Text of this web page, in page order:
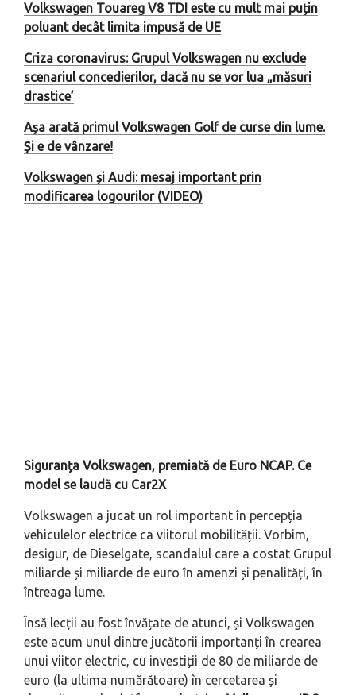
Volkswagen Touareg V8 TDI este cu mult mai puțin
poluant decât limita impusă de UE
Criza coronavirus: Grupul Volkswagen nu exclude
scenariul concedierilor, dacă nu se vor lua „măsuri
drastice’
Așa arată primul Volkswagen Golf de curse din lume.
Și e de vânzare!
Volkswagen și Audi: mesaj important prin
modificarea logourilor (VIDEO)
Siguranța Volkswagen, premiată de Euro NCAP. Ce
model se laudă cu Car2X
Volkswagen a jucat un rol important în percepția
vehiculelor electrice ca viitorul mobilității. Vorbim,
desigur, de Dieselgate, scandalul care a costat Grupul
miliarde și miliarde de euro în amenzi și penalități, în
întreaga lume.
Însă lecții au fost învățate de atunci, și Volkswagen
este acum unul dintre jucătorii importanți în crearea
unui viitor electric, cu investiții de 80 de miliarde de
euro (la ultima numărătoare) în cercetarea și